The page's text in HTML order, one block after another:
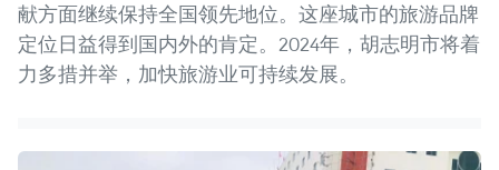
献方面继续保持全国领先地位。这座城市的旅游品牌
定位日益得到国内外的肯定。2024年，胡志明市将着
力多措并举，加快旅游业可持续发展。